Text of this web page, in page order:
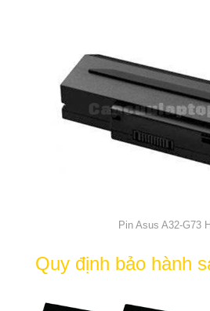
Pin Asus A32-G73
Quy định bảo hành